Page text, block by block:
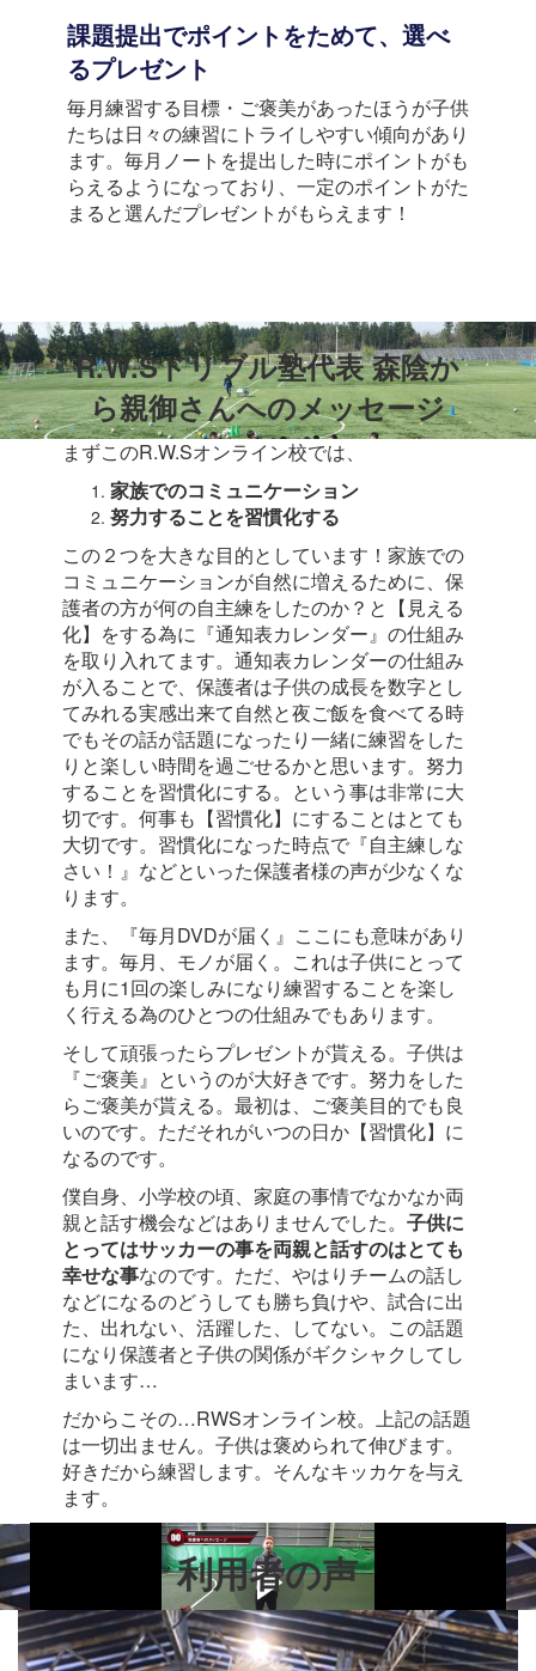
課題提出でポイントをためて、選べ
るプレゼント
毎月練習する目標・ご褒美があったほうが子供
たちは日々の練習にトライしやすい傾向があり
ます。毎月ノートを提出した時にポイントがも
らえるようになっており、一定のポイントがた
まると選んだプレゼントがもらえます！
R.W.Sドリブル塾代表 森陰か
ら親御さんへのメッセージ
まずこのR.W.Sオンライン校では、
家族でのコミュニケーション
努力することを習慣化する
この２つを大きな目的としています！家族での
コミュニケーションが自然に増えるために、保
護者の方が何の自主練をしたのか？と【見える
化】をする為に『通知表カレンダー』の仕組み
を取り入れてます。通知表カレンダーの仕組み
が入ることで、保護者は子供の成長を数字とし
てみれる実感出来て自然と夜ご飯を食べてる時
でもその話が話題になったり一緒に練習をした
りと楽しい時間を過ごせるかと思います。 努力
することを習慣化にする。という事は非常に大
切です。何事も【習慣化】にすることはとても
大切です。習慣化になった時点で『自主練しな
さい！』などといった保護者様の声が少なくな
ります。
また、『毎月DVDが届く』ここにも意味があり
ます。毎月、モノが届く。これは子供にとって
も月に1回の楽しみになり練習することを楽し
く行える為のひとつの仕組みでもあります。
そして頑張ったらプレゼントが貰える。子供は
『ご褒美』というのが大好きです。努力をした
らご褒美が貰える。最初は、ご褒美目的でも良
いのです。ただそれがいつの日か【習慣化】に
なるのです。
僕自身、小学校の頃、家庭の事情でなかなか両
親と話す機会などはありませんでした。子供に
とってはサッカーの事を両親と話すのはとても
幸せな事なのです。ただ、やはりチームの話し
などになるのどうしても勝ち負けや、試合に出
た、出れない、活躍した、してない。この話題
になり保護者と子供の関係がギクシャクしてし
まいます…
だからこその…RWSオンライン校。上記の話題
は一切出ません。子供は褒められて伸びます。
好きだから練習します。そんなキッカケを与え
ます。
利用者の声